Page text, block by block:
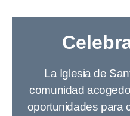
La Iglesia de
comunidad
oportunidades para